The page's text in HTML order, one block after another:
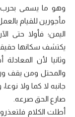
وهو ما يسمى بحرب
مأجورين للقيام
اليمن؛ فأولا حتى
يكتشف سكانها
وثانيا لأن
والمحتل ومن يقف
جانبه لا كما ولا
صارع الحق صرعه.
أطلت الكلام